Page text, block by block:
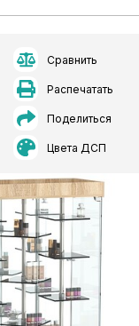
Сравнить
Распечатать
Поделиться
Цвета ДСП